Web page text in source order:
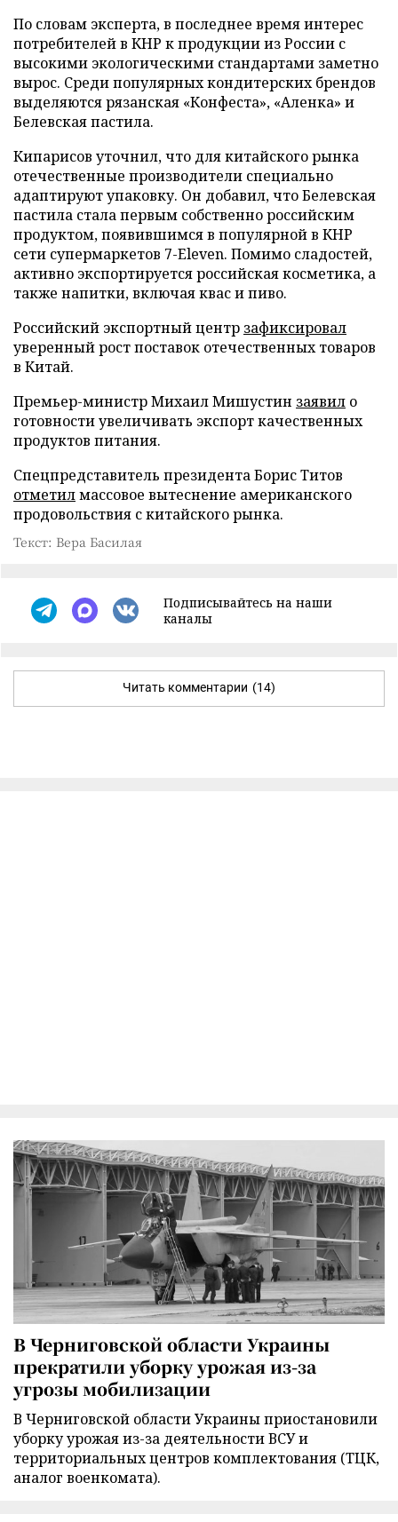
По словам эксперта, в последнее время интерес
потребителей в КНР к продукции из России с
высокими экологическими стандартами заметно
вырос. Среди популярных кондитерских брендов
выделяются рязанская «Конфеста», «Аленка» и
Белевская пастила.
Кипарисов уточнил, что для китайского рынка
отечественные производители специально
адаптируют упаковку. Он добавил, что Белевская
пастила стала первым собственно российским
продуктом, появившимся в популярной в КНР
сети супермаркетов 7-Eleven. Помимо сладостей,
активно экспортируется российская косметика, а
также напитки, включая квас и пиво.
Российский экспортный центр зафиксировал
уверенный рост поставок отечественных товаров
в Китай.
Премьер-министр Михаил Мишустин заявил о
готовности увеличивать экспорт качественных
продуктов питания.
Спецпредставитель президента Борис Титов
отметилмассовое вытеснение американского
продовольствия с китайского рынка.
Текст: Вера Басилая
Подписывайтесь на наши
каналы
Читать комментарии (14)
В Черниговской области Украины
прекратили уборку урожая из-за
угрозы мобилизации
В Черниговской области Украины приостановили
уборку урожая из-за деятельности ВСУ и
территориальных центров комплектования (ТЦК,
аналог военкомата).